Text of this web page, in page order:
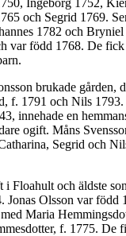
och Segrid 1769.
1782 och
född 1768. De
brukade
f. 1791 och Nils
innehade en
ogift. Måns
Segrid och
Floahult och äldste
Olsson var
Maria
f. 1775. De